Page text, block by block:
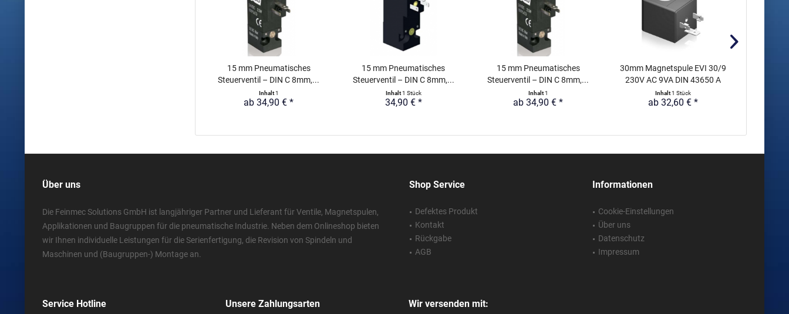
15 mm Pneumatisches
Steuerventil – DIN C 8mm,...
Inhalt1
ab 34,90 € *
15 mm Pneumatisches
Steuerventil – DIN C 8mm,...
Inhalt1 Stück
34,90 € *
15 mm Pneumatisches
Steuerventil – DIN C 8mm,...
Inhalt1
ab 34,90 € *
30mm Magnetspule EVI 30/9
230V AC 9VA DIN 43650 A
Inhalt1 Stück
ab 32,60 € *
Über uns
Die Feinmec Solutions GmbH ist langjähriger Partner und Lieferant für Ventile, Magnetspulen,
Applikationen und Baugruppen für die pneumatische Industrie. Neben dem Onlineshop bieten
wir Ihnen individuelle Leistungen für die Serienfertigung, die Revision von Spindeln und
Maschinen und (Baugruppen-) Montage an.
Shop Service
Defektes Produkt
Kontakt
Rückgabe
AGB
Informationen
Cookie-Einstellungen
Über uns
Datenschutz
Impressum
Service Hotline Unsere Zahlungsarten Wir versenden mit: